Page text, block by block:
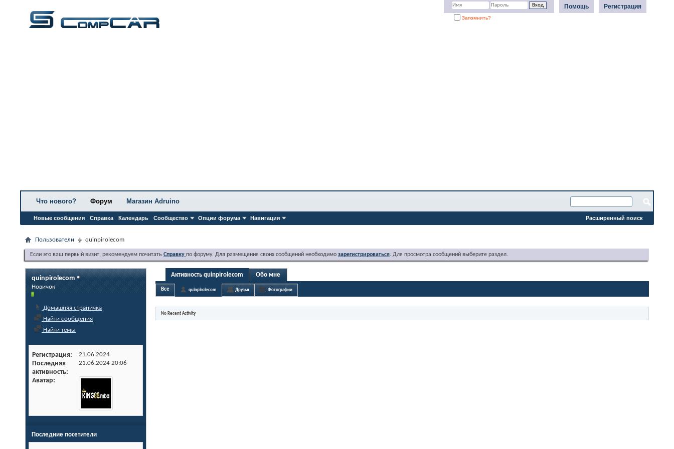
Регистрация
Помощь
Запомнить?
Что нового? Форум
Новые сообщения Справка Календарь Сообщество Опции форума Навигация
Магазин Adruino
Расширенный поиск
Пользователи quinpirolecom
Если это ваш первый визит, рекомендуем почитать Справку по форуму. Для размещения своих сообщений необходимо зарегистрироваться. Для просмотра сообщений выберите раздел.
quinpirolecom
Новичок
Домашняя страничка
Найти сообщения
Найти темы
Регистрация 21.06.2024
Последняя
активность
21.06.2024 20:06
Аватар
Последние посетители
Активность quinpirolecom Обо мне
Все quinpirolecom Друзья Фотографии
No Recent Activity